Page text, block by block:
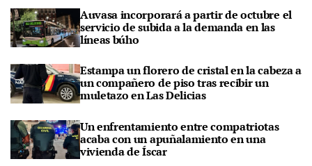
Auvasa incorporará a partir de octubre el
servicio de subida a la demanda en las
líneas búho
Estampa un florero de cristal en la cabeza a
un compañero de piso tras recibir un
muletazo en Las Delicias
Un enfrentamiento entre compatriotas
acaba con un apuñalamiento en una
vivienda de Íscar